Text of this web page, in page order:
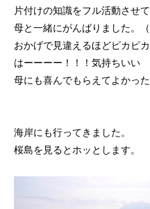
片付けの知識をフル活動させて
母と一緒にがんばりました。
おかげで見違えるほどピカピカ
はーーーー！！！気持ちいい
母にも喜んでもらえてよかった
海岸にも行ってきました。
桜島を見るとホッとします。